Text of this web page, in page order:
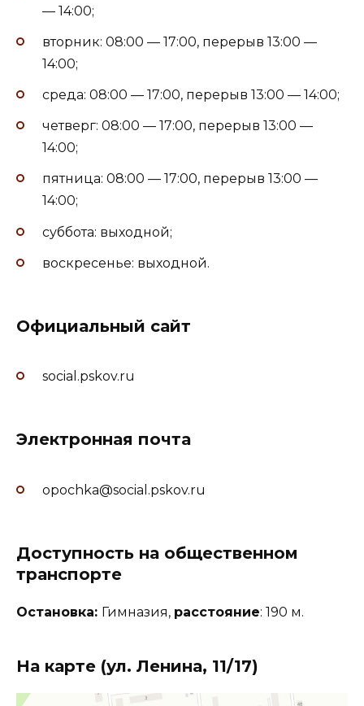
— 14:00;
вторник: 08:00 — 17:00, перерыв 13:00 —
14:00;
среда: 08:00 — 17:00, перерыв 13:00 — 14:00;
четверг: 08:00 — 17:00, перерыв 13:00 —
14:00;
пятница: 08:00 — 17:00, перерыв 13:00 —
14:00;
суббота: выходной;
воскресенье: выходной.
Официальный сайт
social.pskov.ru
Электронная почта
opochka@social.pskov.ru
Доступность на общественном
транспорте
Остановка: Гимназия, расстояние: 190 м.
На карте (ул. Ленина, 11/17)